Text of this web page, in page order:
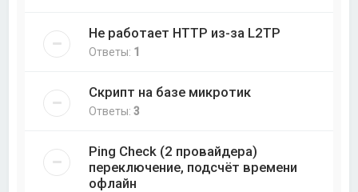
Не работает HTTP из-за L2TP
Ответы: 1
Скрипт на базе микротик
Ответы:3
Ping Check (2 провайдера)
переключение, подсчёт времени
офлайн